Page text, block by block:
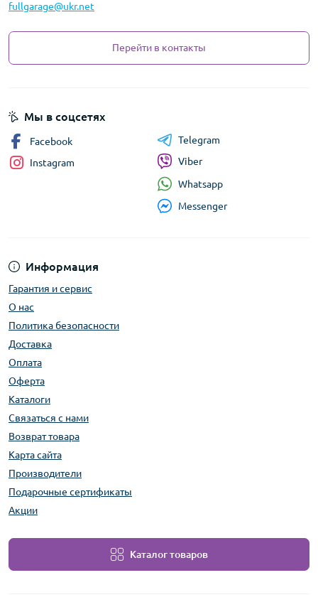
fullgarage@ukr.net
Перейти в контакты
Информация
Гарантия и сервис
О нас
Политика безопасности
Доставка
Оплата
Оферта
Каталоги
Связаться с нами
Возврат товара
Карта сайта
Производители
Подарочные сертификаты
Акции
Каталог товаров
Мы в соцсетях
Facebook
Instagram
Telegram
Viber
Whatsapp
Messenger